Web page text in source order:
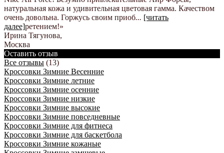
натуральная кожа и удивительная цветовая гамма. Качеством
очень довольна. Горжусь своим приоб... [читать
далее]ретением!»
Ирина Тягунова,
Москва
Оставить отзыв
Все отзывы (13)
Кроссовки Зимние Весенние
Кроссовки Зимние летние
Кроссовки Зимние осенние
Кроссовки Зимние низкие
Кроссовки Зимние высокие
Кроссовки Зимние повседневные
Кроссовки Зимние для фитнеса
Кроссовки Зимние для баскетбола
Кроссовки Зимние кожаные